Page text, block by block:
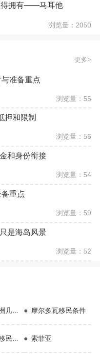
得拥有——马耳他
浏览量：2050
更多
准备重点
浏览量：55
押和限制
浏览量：56
和身份衔接
浏览量：54
重点
浏览量：59
是海岛风景
浏览量：52
45岁移民澳洲几乎不能移民 摩尔多瓦移民条件
葡萄牙购房移民优势 索菲亚